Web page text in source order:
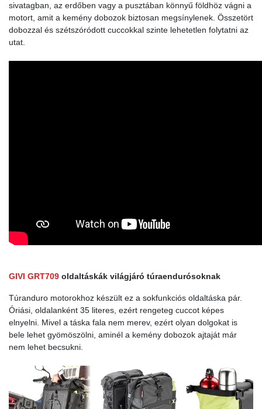
sivatagban, az erdőben vagy a pusztában könnyű földhöz vágni a
motort, amit a kemény dobozok biztosan megsínylenek. Összetört
dobozzal és szétszóródott cuccokkal szinte lehetetlen folytatni az
utat.
GIVI GRT709 oldaltáskák világjáró túraendurósoknak
Túranduro motorokhoz készült ez a sokfunkciós oldaltáska pár.
Óriási, oldalanként 35 literes, ezért rengeteg cuccot képes
elnyelni. Mivel a táska fala nem merev, ezért olyan dolgokat is
bele lehet gyömöszölni, aminél a kemény dobozok ajtaját már
nem lehet becsukni.